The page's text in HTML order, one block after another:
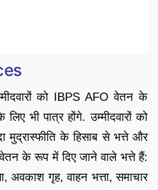
को IBPS AFO वेतन के
भी पात्र होंगे. उम्मीदवारों को
मुद्रास्फीति के हिसाब से भत्ते और
के रूप में दिए जाने वाले भत्ते हैं:
अवकाश गृह, वाहन भत्ता, समाचार